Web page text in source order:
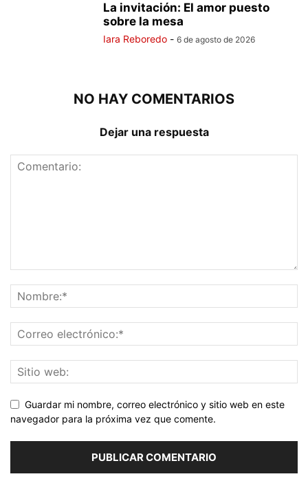
La invitación: El amor puesto
sobre la mesa
Iara Reboredo - 6 de agosto de 2026
NO HAY COMENTARIOS
Dejar una respuesta
Guardar mi nombre, correo electrónico y sitio web en este
navegador para la próxima vez que comente.